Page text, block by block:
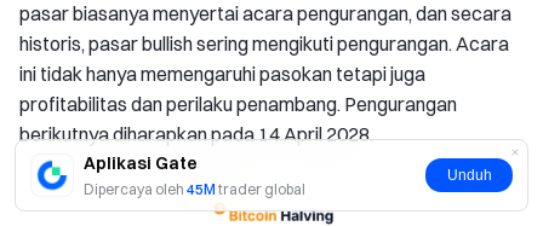
Aplikasi Gate
Dipercaya oleh 45M trader global
Unduh
pasar biasanya menyertai acara pengurangan, dan secara
historis, pasar bullish sering mengikuti pengurangan. Acara
ini tidak hanya memengaruhi pasokan tetapi juga
profitabilitas dan perilaku penambang. Pengurangan
berikutnya diharapkan pada 14 April 2028.